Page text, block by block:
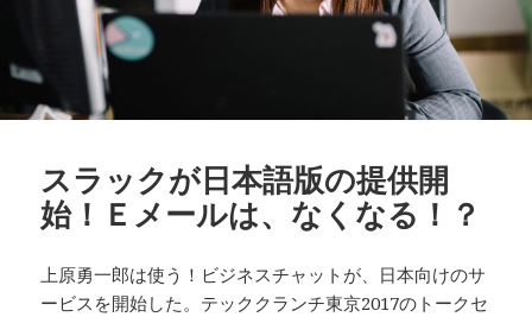
スラックが日本語版の提供開
始！Ｅメールは、なくなる！？
上原勇一郎は使う！ビジネスチャットが、日本向けのサ
ービスを開始した。テッククランチ東京2017のトークセ